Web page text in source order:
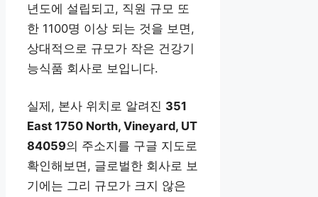
년도에 설립되고, 직원 규모 또
한 1100명 이상 되는 것을 보면,
상대적으로 규모가 작은 건강기
능식품 회사로 보입니다.
실제, 본사 위치로 알려진 351
East 1750 North, Vineyard, UT
84059의 주소지를 구글 지도로
확인해보면, 글로벌한 회사로 보
기에는 그리 규모가 크지 않은